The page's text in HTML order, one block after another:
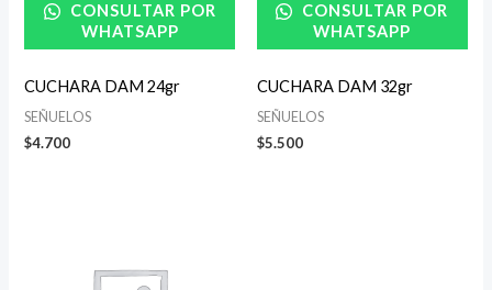
CONSULTAR POR
WHATSAPP
CUCHARA DAM 24gr
SEÑUELOS
$4.700
CONSULTAR POR
WHATSAPP
CUCHARA DAM 32gr
SEÑUELOS
$5.500